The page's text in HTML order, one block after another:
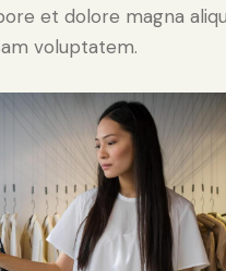
et dolore magna
voluptatem.